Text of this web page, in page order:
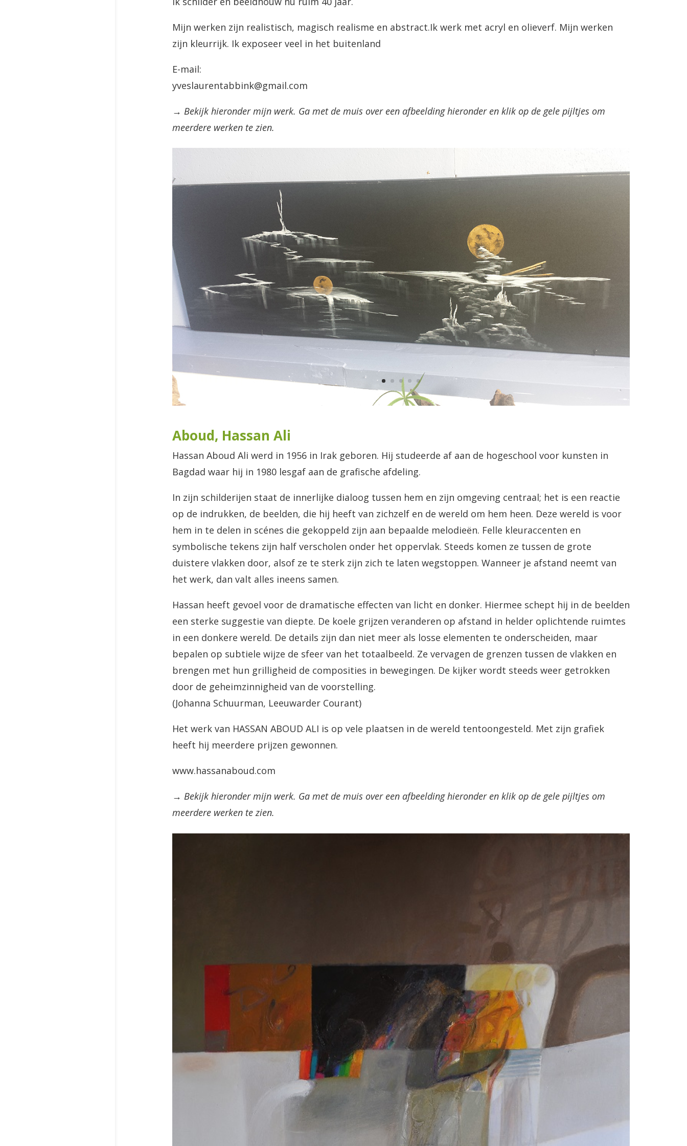
Mijn werken zijn realistisch, magisch realisme en abstract.Ik werk met acryl en olieverf. Mijn werken
zijn kleurrijk. Ik exposeer veel in het buitenland
E-mail:
yveslaurentabbink@gmail.com
→ Bekijk hieronder mijn werk. Ga met de muis over een afbeelding hieronder en klik op de gele pijltjes om
meerdere werken te zien.
Aboud, Hassan Ali
Hassan Aboud Ali werd in 1956 in Irak geboren. Hij studeerde af aan de hogeschool voor kunsten in
Bagdad waar hij in 1980 lesgaf aan de grafische afdeling.
In zijn schilderijen staat de innerlijke dialoog tussen hem en zijn omgeving centraal; het is een reactie
op de indrukken, de beelden, die hij heeft van zichzelf en de wereld om hem heen. Deze wereld is voor
hem in te delen in scénes die gekoppeld zijn aan bepaalde melodieën. Felle kleuraccenten en
symbolische tekens zijn half verscholen onder het oppervlak. Steeds komen ze tussen de grote
duistere vlakken door, alsof ze te sterk zijn zich te laten wegstoppen. Wanneer je afstand neemt van
het werk, dan valt alles ineens samen.
Hassan heeft gevoel voor de dramatische effecten van licht en donker. Hiermee schept hij in de beelden
een sterke suggestie van diepte. De koele grijzen veranderen op afstand in helder oplichtende ruimtes
in een donkere wereld. De details zijn dan niet meer als losse elementen te onderscheiden, maar
bepalen op subtiele wijze de sfeer van het totaalbeeld. Ze vervagen de grenzen tussen de vlakken en
brengen met hun grilligheid de composities in bewegingen. De kijker wordt steeds weer getrokken
door de geheimzinnigheid van de voorstelling.
(Johanna Schuurman, Leeuwarder Courant)
Het werk van HASSAN ABOUD ALI is op vele plaatsen in de wereld tentoongesteld. Met zijn grafiek
heeft hij meerdere prijzen gewonnen.
www.hassanaboud.com
→ Bekijk hieronder mijn werk. Ga met de muis over een afbeelding hieronder en klik op de gele pijltjes om
meerdere werken te zien.